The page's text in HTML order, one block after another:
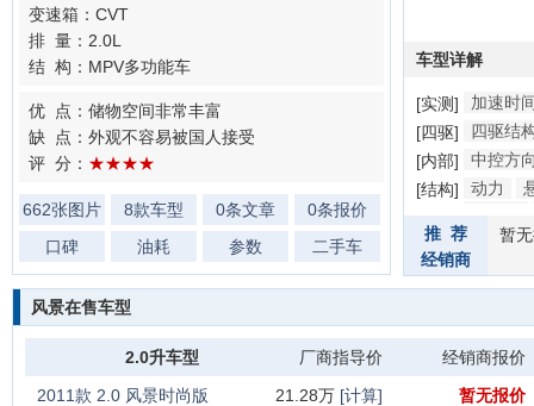
变速箱：CVT
排 量：2.0L
结 构：MPV多功能车
优 点：储物空间非常丰富
缺 点：外观不容易被国人接受
评 分： ★★★★
662张图片 8款车型 0条文章
0条报价
口碑
油耗 参数 二手车
车型详解
[实测]
加速时
[四驱]
四驱结
[内部]
中控方
[结构]
动力
推 荐
经销商
暂
风景在售车型
2.0升车型 厂商指导价
经销商报价
2011款 2.0 风景时尚版
21.28万 [计算]
暂无报价